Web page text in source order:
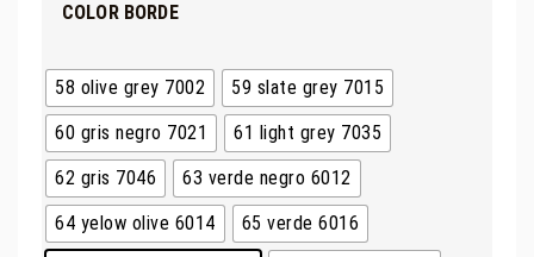
COLOR BORDE
58 olive grey 7002
59 slate grey 7015
60 gris negro 7021
61 light grey 7035
62 gris 7046
63 verde negro 6012
64 yelow olive 6014
65 verde 6016